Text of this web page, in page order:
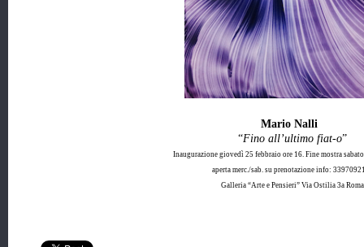
Mario Nalli
“Fino all’ultimo fiat-o”
Inaugurazione giovedì 25 febbraio ore 16. Fine mostra
aperta merc./sab. su prenotazione info:
Galleria “Arte e Pensieri” Via Ostilia 3a Roma